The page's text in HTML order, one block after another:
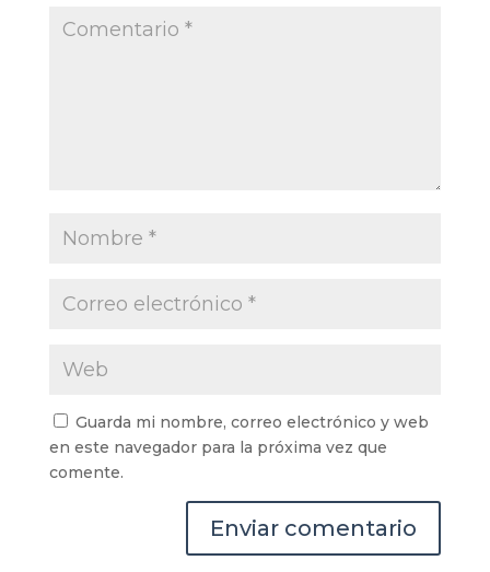
Guarda mi nombre, correo electrónico y web
en este navegador para la próxima vez que
comente.